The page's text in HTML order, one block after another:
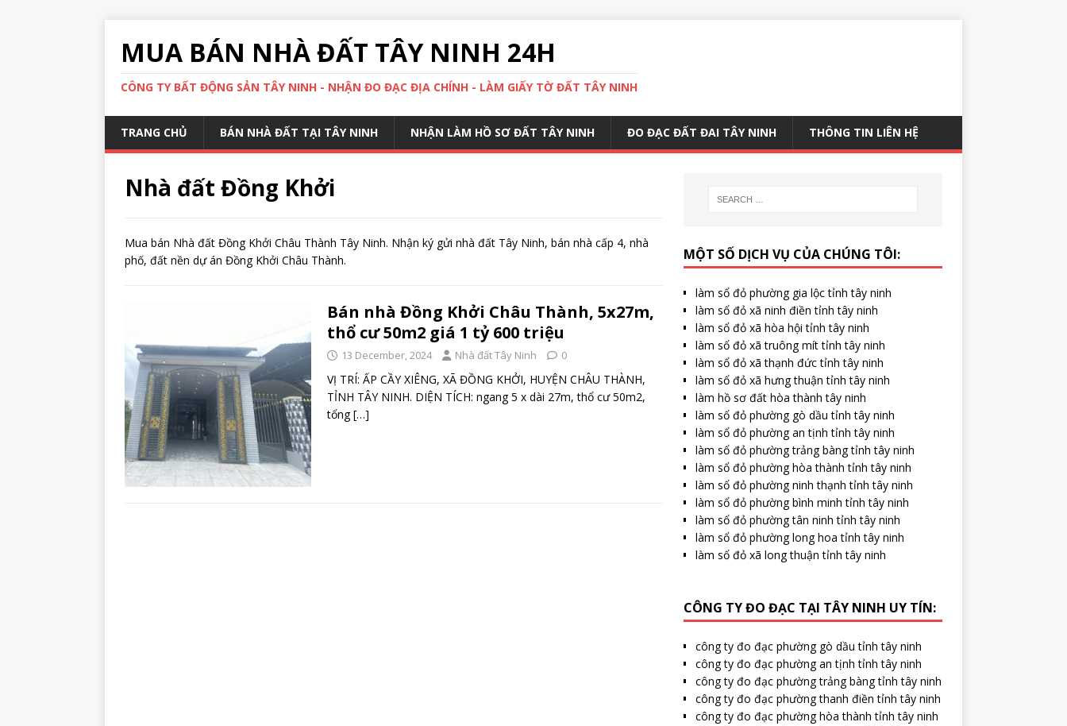
MUA BÁN NHÀ ĐẤT TÂY NINH 24H
CÔNG TY BẤT ĐỘNG SẢN TÂY NINH - NHẬN ĐO ĐẠC ĐỊA CHÍNH - LÀM GIẤY TỜ ĐẤT TÂY NINH
TRANG CHỦ BÁN NHÀ ĐẤT TẠI TÂY NINH NHẬN LÀM HỒ SƠ ĐẤT TÂY NINH ĐO ĐẠC ĐẤT ĐAI TÂY NINH THÔNG TIN LIÊN HỆ
Nhà đất Đồng Khởi
Mua bán Nhà đất Đồng Khởi Châu Thành Tây Ninh. Nhận ký gửi nhà đất Tây Ninh, bán nhà cấp 4, nhà
phố, đất nền dự án Đồng Khởi Châu Thành.
Bán nhà Đồng Khởi Châu Thành, 5x27m,
thổ cư 50m2 giá 1 tỷ 600 triệu
13 December, 2024 Nhà đất Tây Ninh 0
VỊ TRÍ: ẤP CẦY XIÊNG, XÃ ĐỒNG KHỞI, HUYỆN CHÂU THÀNH,
TỈNH TÂY NINH. DIỆN TÍCH: ngang 5 x dài 27m, thổ cư 50m2,
tổng[…]
MỘT SỐ DỊCH VỤ CỦA CHÚNG TÔI:
làm sổ đỏ phường gia lộc tỉnh tây ninh
làm sổ đỏ xã ninh điền tỉnh tây ninh
làm sổ đỏ xã hòa hội tỉnh tây ninh
làm sổ đỏ xã truông mít tỉnh tây ninh
làm sổ đỏ xã thạnh đức tỉnh tây ninh
làm sổ đỏ xã hưng thuận tỉnh tây ninh
làm hồ sơ đất hòa thành tây ninh
làm sổ đỏ phường gò dầu tỉnh tây ninh
làm sổ đỏ phường an tịnh tỉnh tây ninh
làm sổ đỏ phường trảng bàng tỉnh tây ninh
làm sổ đỏ phường hòa thành tỉnh tây ninh
làm sổ đỏ phường ninh thạnh tỉnh tây ninh
làm sổ đỏ phường bình minh tỉnh tây ninh
làm sổ đỏ phường tân ninh tỉnh tây ninh
làm sổ đỏ phường long hoa tỉnh tây ninh
làm sổ đỏ xã long thuận tỉnh tây ninh
CÔNG TY ĐO ĐẠC TẠI TÂY NINH UY TÍN:
công ty đo đạc phường gò dầu tỉnh tây ninh
công ty đo đạc phường an tịnh tỉnh tây ninh
công ty đo đạc phường trảng bàng tỉnh tây ninh
công ty đo đạc phường thanh điền tỉnh tây ninh
công ty đo đạc phường hòa thành tỉnh tây ninh